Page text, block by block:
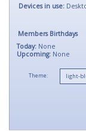
Devices in use:
Members Birthdays
Today: None
Upcoming: None
Theme: